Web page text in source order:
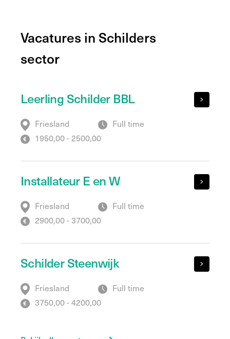
Vacatures in Schilders
sector
Leerling Schilder BBL
Friesland
Full time
1950,00 - 2500,00
Installateur E en W
Friesland
Full time
2900,00 - 3700,00
Schilder Steenwijk
Friesland
Full time
3750,00 - 4200,00